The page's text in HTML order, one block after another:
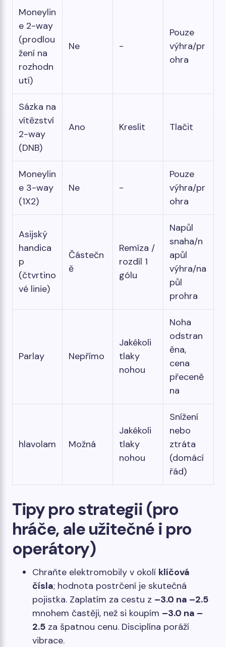
Moneylin
e 2-way
(prodlou
žení na
rozhodn
utí)
Ne -
Pouze
výhra/pr
ohra
Sázka na
vítězství
2-way
(DNB)
Ano Kreslit Tlačit
Moneylin
e 3-way
(1X2)
Ne -
Pouze
výhra/pr
ohra
Asijský
handica
p
(čtvrtino
vé linie)
Částečn
ě
Remíza /
rozdíl 1
gólu
Napůl
snaha/n
apůl
výhra/na
půl
prohra
Parlay Nepřímo
Jakékoli
tlaky
nohou
Noha
odstran
ěna,
cena
přeceně
na
hlavolam Možná
Jakékoli
tlaky
nohou
Snížení
nebo
ztráta
(domácí
řád)
Tipy pro strategii (pro
hráče, ale užitečné i pro
operátory)
Chraňte elektromobily v okolí klíčová
čísla; hodnota postrčení je skutečná
pojistka. Zaplatím za cestu z –3.0 na –2.5
mnohem častěji, než si koupím –3.0 na –
2.5 za špatnou cenu. Disciplína poráží
vibrace.